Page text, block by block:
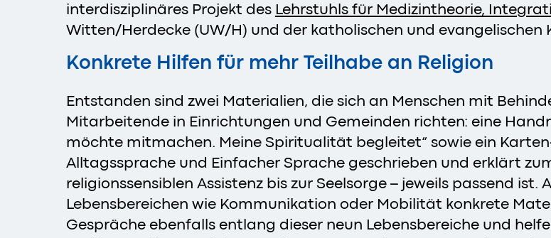
interdisziplinäres Projekt des Lehrstuhls für Medizintheorie,
Witten/Herdecke (UW/H) und der katholischen und evangelischen
Konkrete Hilfen für mehr Teilhabe an Religion
Entstanden sind zwei Materialien, die sich an Menschen mit
Mitarbeitende in Einrichtungen und Gemeinden richten: eine
möchte mitmachen. Meine Spiritualität begleitet“ sowie ein
Alltagssprache und Einfacher Sprache geschrieben und erklärt
religionssensiblen Assistenz bis zur Seelsorge – jeweils passend
Lebensbereichen wie Kommunikation oder Mobilität konkrete
Gespräche ebenfalls entlang dieser neun Lebensbereiche und